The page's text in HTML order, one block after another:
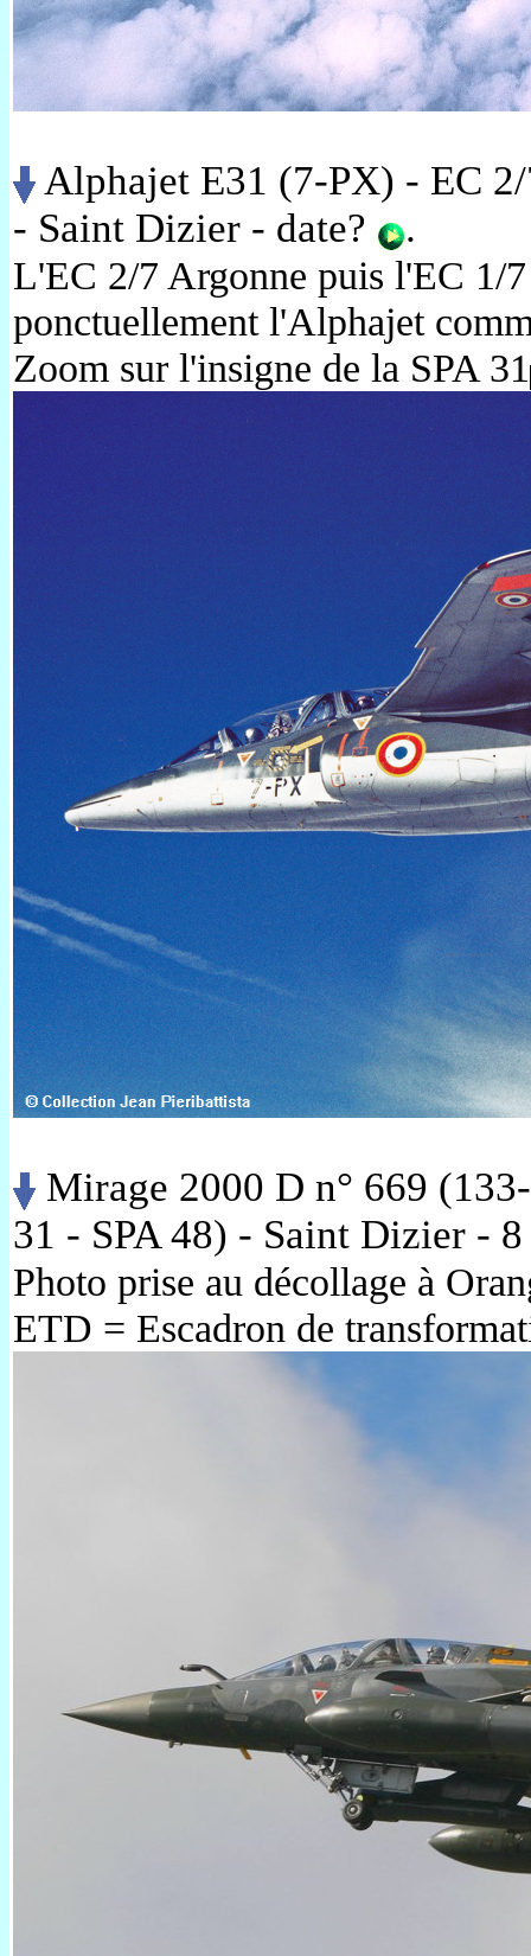
Alphajet E31 (7-PX) - EC
- Saint Dizier - date?
.
L'EC 2/7 Argonne puis l'EC 1/
ponctuellement l'Alphajet
Zoom sur l'insigne de la SPA 31
Mirage 2000 D n° 669
31 - SPA 48) - Saint Dizier -
Photo prise au décollage à
ETD = Escadron de